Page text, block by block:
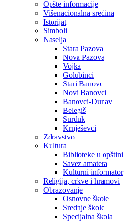
Opšte informacije
Višenacionalna sredina
Istorijat
Simboli
Naselja
Stara Pazova
Nova Pazova
Vojka
Golubinci
Stari Banovci
Novi Banovci
Banovci-Dunav
Belegiš
Surduk
Krnješevci
Zdravstvo
Kultura
Biblioteke u opštini
Savez amatera
Kulturni informator
Religija, crkve i hramovi
Obrazovanje
Osnovne škole
Srednje škole
Specijalna škola